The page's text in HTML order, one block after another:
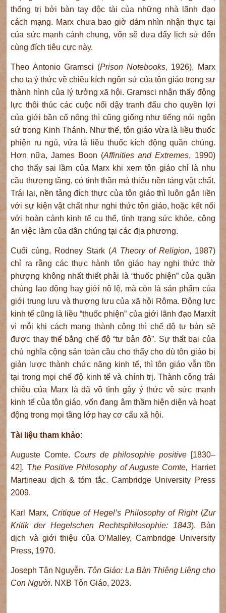
thống trị bởi bàn tay độc tài của những nhà lãnh đạo
cách mạng. Marx chưa bao giờ dám nhìn nhận thực tại
của sức mạnh cánh chung, vốn sẽ đưa đẩy lịch sử đến
cùng đích tiêu cực này.
Theo Antonio Gramsci (Prison Notebooks, 1926), Marx
cho ta ý thức về chiều kích ngôn sứ của tôn giáo trong sự
thành hình của lý tưởng xã hội. Gramsci nhận thấy động
lực thôi thúc các cuộc nổi dậy tranh đấu cho quyền lợi
của giới bần cố nông thì cũng giống như tiếng nói ngôn
sứ trong Kinh Thánh. Như thế, tôn giáo vừa là liều thuốc
phiện ru ngủ, vửa là liều thuốc kích động quần chúng.
Hơn nữa, James Boon (Affinities and Extremes, 1990)
cho thấy sai lầm của Marx khi xem tôn giáo chỉ là nhu
cầu thượng tầng, có tinh thần mà thiếu nền tảng vật chất.
Trái lại, nền tảng đích thực của tôn giáo thì luôn gắn liền
với sự kiện vật chất như nghi thức tôn giáo, hoặc kết nối
với hoàn cảnh kinh tế cụ thể, tình trạng sức khỏe, công
ăn việc làm của dân chúng tại các địa phương.
Cuối cùng, Rodney Stark (A Theory of Religion, 1987)
chỉ ra rằng các thực hành tôn giáo hay nghi thức thờ
phượng không nhất thiết phải là “thuốc phiện” của quần
chúng lao động hay giới nô lệ, mà còn là sản phẩm của
giới trung lưu và thượng lưu của xã hội Rôma. Động lực
kinh tế cũng là liều “thuốc phiện” của giới lãnh đạo Marxít
vì mỗi khi cách mạng thành công thì chế độ tư bản sẽ
được thay thế bằng chế độ “tư bản đỏ”. Sự thất bại của
chủ nghĩa cộng sản toàn cầu cho thấy cho dù tôn giáo bị
giản lược thành chức năng kinh tế, thì tôn giáo vẫn tồn
tại trong mọi chế độ kinh tế và chính trị. Thành công trái
chiều của Marx là đã vô tình gây ý thức về sức mạnh
kinh tế của tôn giáo, vốn đang âm thầm hiện diện và hoạt
động trong mọi tầng lớp hay cơ cấu xã hội.
Tài liệu tham khảo:
Auguste Comte. Cours de philosophie positive[1830–
42]. The Positive Philosophy of Auguste Comte, Harriet
Martineau dịch & tóm tắc. Cambridge University Press
2009.
Karl Marx, Critique of Hegel’s Philosophy of Right(Zur
Kritik der Hegelschen Rechtsphilosophie: 1843). Bản
dịch và giới thiệu của O’Malley, Cambridge University
Press, 1970.
Joseph Tân Nguyễn. Tôn Giáo: La Bàn Thiêng Liêng cho
Con Người. NXB Tôn Giáo, 2023.